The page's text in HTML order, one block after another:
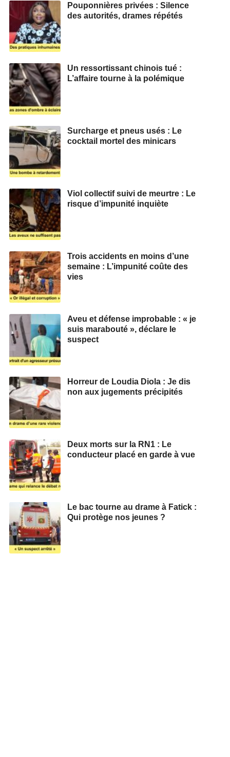
Pouponnières privées : Silence
des autorités, drames répétés
Un ressortissant chinois tué :
L’affaire tourne à la polémique
Surcharge et pneus usés : Le
cocktail mortel des minicars
Viol collectif suivi de meurtre : Le
risque d’impunité inquiète
Trois accidents en moins d’une
semaine : L’impunité coûte des
vies
Aveu et défense improbable : « je
suis marabouté », déclare le
suspect
Horreur de Loudia Diola : Je dis
non aux jugements précipités
Deux morts sur la RN1 : Le
conducteur placé en garde à vue
Le bac tourne au drame à Fatick :
Qui protège nos jeunes ?